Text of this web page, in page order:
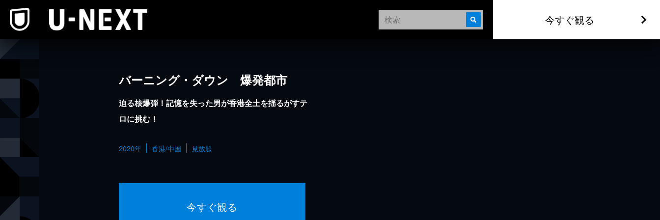
今すぐ観る
バーニング・ダウン 爆発都市
迫る核爆弾！記憶を失った男が香港全土を揺るがすテ
ロに挑む！
2020年 香港/中国 見放題
今すぐ観る